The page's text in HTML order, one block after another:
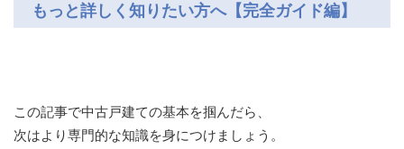
もっと詳しく知りたい方へ【完全ガイド編】
この記事で中古戸建ての基本を掴んだら、
次はより専門的な知識を身につけましょう。